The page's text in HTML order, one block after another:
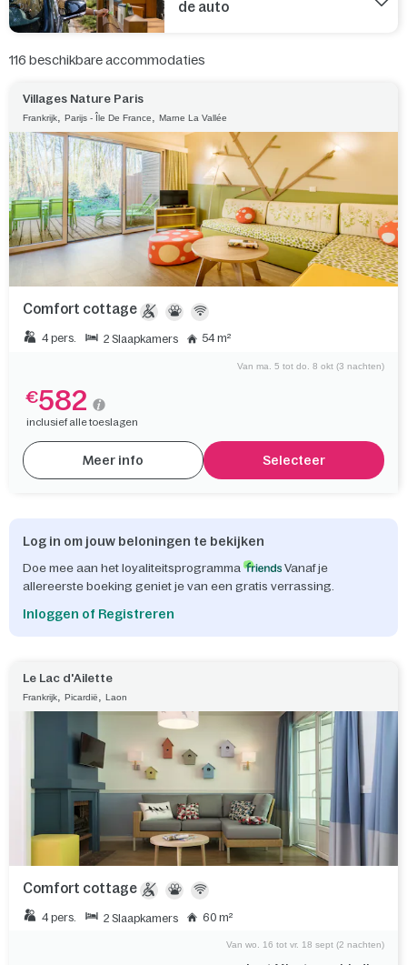
de auto
116 beschikbare accommodaties
Villages Nature Paris
Frankrijk, Parijs - Île De France, Marne La Vallée
Comfort cottage
4 pers. 2 Slaapkamers 54 m²
Van ma. 5 tot do. 8 okt (3 nachten)
€582
inclusief alle toeslagen
Meer info Selecteer
Log in om jouw beloningen te bekijken
Doe mee aan het loyaliteitsprogramma
Vanaf je
allereerste boeking geniet je van een gratis verrassing.
Inloggen of Registreren
Le Lac d'Ailette
Frankrijk Picardië Laon
Comfort cottage
4 pers. 2 Slaapkamers 60 m²
Van wo. 16 tot vr. 18 sept (2 nachten)